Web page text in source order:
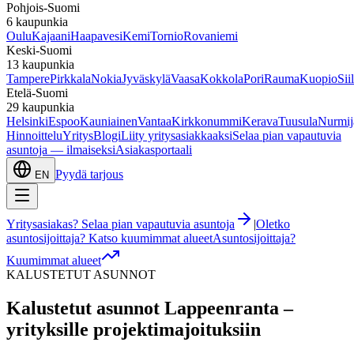
Pohjois-Suomi
6 kaupunkia
OuluKajaaniHaapavesiKemiTornioRovaniemi
Keski-Suomi
13 kaupunkia
TamperePirkkalaNokiaJyväskyläVaasaKokkolaPoriRaumaKuopio
Etelä-Suomi
29 kaupunkia
HelsinkiEspooKauniainenVantaaKirkkonummiKeravaTuusula
HinnoitteluYritysBlogiLiity yritysasiakkaaksiSelaa pian vapautuvia
asuntoja — ilmaiseksiAsiakasportaali
EN Pyydä tarjous
Yritysasiakas? Selaa pian vapautuvia asuntoja |Oletko
asuntosijoittaja? Katso kuumimmat alueetAsuntosijoittaja?
Kuumimmat alueet
KALUSTETUT ASUNNOT
Kalustetut asunnot Lappeenranta –
yrityksille projektimajoituksiin